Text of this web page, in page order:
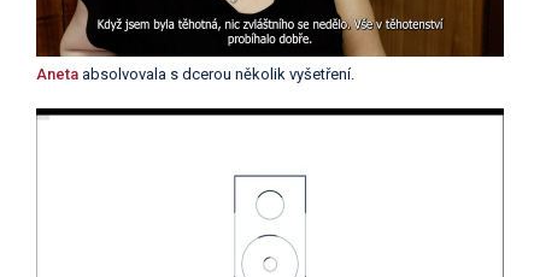
Aneta absolvovala s dcerou několik vyšetření.